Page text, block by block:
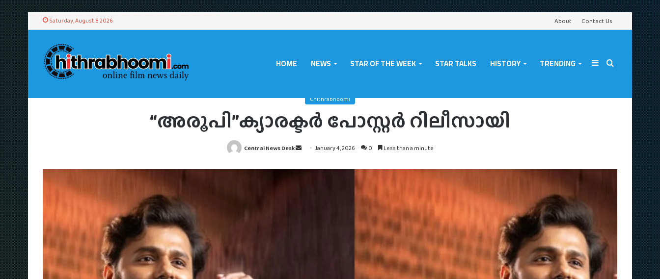
Saturday, August 8 2026 About Contact Us
HOME NEWS STAR OF THE WEEK STAR TALKS HISTORY TRENDING Search
Sidebar
Chithrabhoomi
“അരൂപി”ക്യാരക്ടർ പോസ്റ്റർ റിലീസായി
Central News Desk
Send
email
January 4, 2026 0 Less than a minute